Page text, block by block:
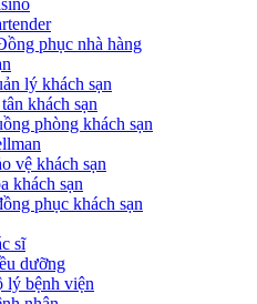
phục nhà hàng
lý khách sạn
khách sạn
phòng khách sạn
vệ khách sạn
khách sạn
phục khách sạn
sĩ
dưỡng
lý bệnh viện